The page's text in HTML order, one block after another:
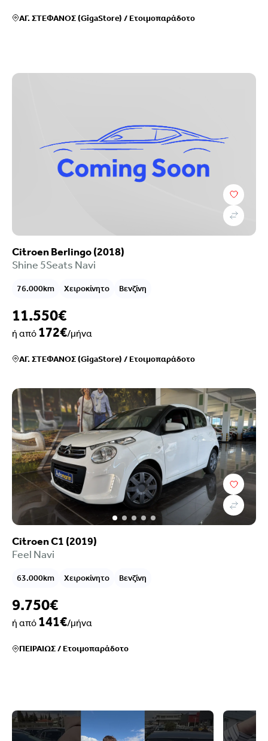
ΑΓ. ΣΤΕΦΑΝΟΣ (GigaStore) /Ετοιμοπαράδοτο
Citroen Berlingo (2018)
Shine 5Seats Navi
76.000km Χειροκίνητο Βενζίνη
11.550€
ή από 172€/μήνα
ΑΓ. ΣΤΕΦΑΝΟΣ (GigaStore) /Ετοιμοπαράδοτο
Citroen C1 (2019)
Feel Navi
63.000km Χειροκίνητο Βενζίνη
9.750€
ή από 141€/μήνα
ΠΕΙΡΑΙΩΣ/Ετοιμοπαράδοτο